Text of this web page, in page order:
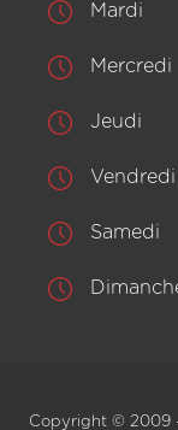
Mardi
Mercredi
Jeudi
Vendredi
Samedi
Copyright © 2009 -